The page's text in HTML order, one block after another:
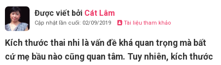
Được viết bởi Cát Lâm
Cập nhật lần cuối: 02/09/2019 Tài liệu tham khảo
Kích thước thai nhi là vấn đề khá quan trọng mà bất
cứ mẹ bầu nào cũng quan tâm. Tuy nhiên, kích thước